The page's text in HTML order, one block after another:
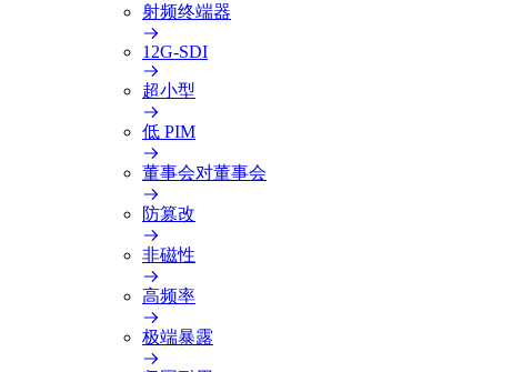
射频终端器
12G-SDI
超小型
低 PIM
董事会对董事会
防篡改
非磁性
高频率
极端暴露